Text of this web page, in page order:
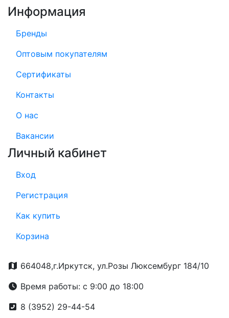
Информация
Бренды
Оптовым покупателям
Сертификаты
Контакты
О нас
Вакансии
Личный кабинет
Вход
Регистрация
Как купить
Корзина
664048,г.Иркутск, ул.Розы Люксембург 184/10
Время работы: с 9:00 до 18:00
8 (3952) 29-44-54